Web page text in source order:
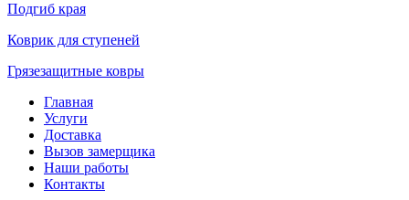
Подгиб края
Коврик для ступеней
Грязезащитные ковры
Главная
Услуги
Доставка
Вызов замерщика
Наши работы
Контакты